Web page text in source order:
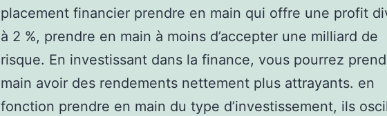
placement financier prendre en main qui offre une profit
à 2 %, prendre en main à moins d’accepter une milliard de
risque. En investissant dans la finance, vous pourrez
main avoir des rendements nettement plus attrayants. en
fonction prendre en main du type d’investissement, ils